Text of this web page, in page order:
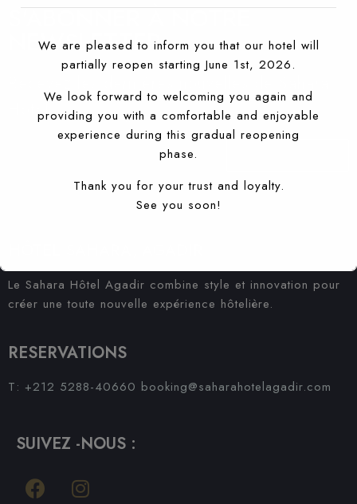
S'ABONNER À NOTRE
NEWSLETTER
Hotel
Le Sahara Hôtel Agadir combine style et innovation pour
créer une toute nouvelle expérience hôtelière.
RESERVATIONS
T: +212 5288-40660 booking@saharahotelagadir.com
SUIVEZ -NOUS :
We are pleased to inform you that our hotel will
partially reopen starting June 1st, 2026.
We look forward to welcoming you again and
providing you with a comfortable and enjoyable
experience during this gradual reopening
phase.
Thank you for your trust and loyalty.
See you soon!